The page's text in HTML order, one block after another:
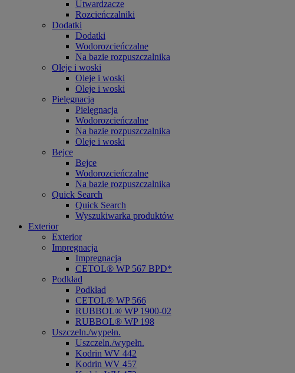
Utwardzacze
Rozcieńczalniki
Dodatki
Dodatki
Wodorozcieńczalne
Na bazie rozpuszczalnika
Oleje i woski
Oleje i woski
Oleje i woski
Pielęgnacja
Pielęgnacja
Wodorozcieńczalne
Na bazie rozpuszczalnika
Oleje i woski
Bejce
Bejce
Wodorozcieńczalne
Na bazie rozpuszczalnika
Quick Search
Quick Search
Wyszukiwarka produktów
Exterior
Exterior
Impregnacja
Impregnacja
CETOL® WP 567 BPD*
Podkład
Podkład
CETOL® WP 566
RUBBOL® WP 1900-02
RUBBOL® WP 198
Uszczeln./wypełn.
Uszczeln./wypełn.
Kodrin WV 442
Kodrin WV 457